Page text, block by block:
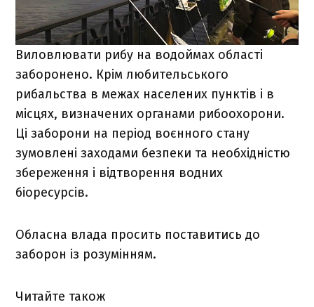
Виловлювати рибу на водоймах області
заборонено. Крім любительського
рибальства в межах населених пунктів і в
місцях, визначених органами рибоохорони.
Ці заборони на період воєнного стану
зумовлені заходами безпеки та необхідністю
збереження і відтворення водних
біоресурсів.
Обласна влада просить поставитись до
заборон із розумінням.
Читайте також